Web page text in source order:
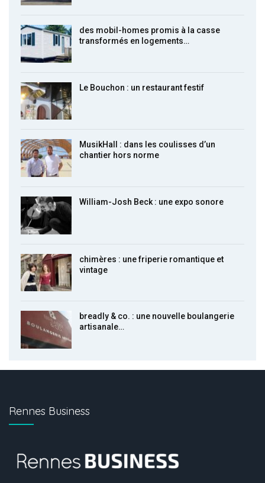
des mobil-homes promis à la casse
transformés en logements…
Le Bouchon : un restaurant festif
MusikHall : dans les coulisses d’un
chantier hors norme
William-Josh Beck : une expo sonore
chimères : une friperie romantique et
vintage
breadly & co. : une nouvelle boulangerie
artisanale…
Rennes Business